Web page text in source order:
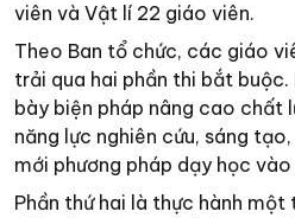
viên và Vật lí 22 giáo viên.
Theo Ban tổ chức, các giáo
trải qua hai phần thi bắt buộc.
bày biện pháp nâng cao chất
năng lực nghiên cứu, sáng
mới phương pháp dạy học
Phần thứ hai là thực hành